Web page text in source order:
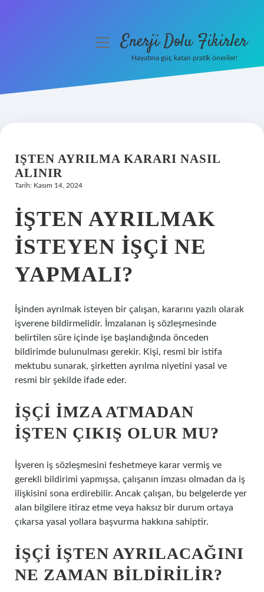
Hakkımızda
menüyüEnerji Dolu Fikirler
Hayatına güç katan pratik öneriler!
IŞTEN AYRILMA KARARI NASIL
ALINIR
Tarih: Kasım 14, 2024
İŞTEN AYRILMAK
ISTEYEN IŞÇI NE
YAPMALI?
İşinden ayrılmak isteyen bir çalışan, kararını yazılı olarak
işverene bildirmelidir. İmzalanan iş sözleşmesinde
belirtilen süre içinde işe başlandığında önceden
bildirimde bulunulması gerekir. Kişi, resmi bir istifa
mektubu sunarak, şirketten ayrılma niyetini yasal ve
resmi bir şekilde ifade eder.
İŞÇI IMZA ATMADAN
IŞTEN ÇIKIŞ OLUR MU?
İşveren iş sözleşmesini feshetmeye karar vermiş ve
gerekli bildirimi yapmışsa, çalışanın imzası olmadan da iş
ilişkisini sona erdirebilir. Ancak çalışan, bu belgelerde yer
alan bilgilere itiraz etme veya haksız bir durum ortaya
çıkarsa yasal yollara başvurma hakkına sahiptir.
İŞÇI IŞTEN AYRILACAĞINI
NE ZAMAN BILDIRILIR?